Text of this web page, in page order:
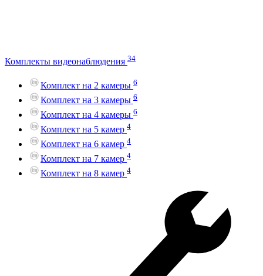
Комплекты видеонаблюдения 34
Комплект на 2 камеры 6
Комплект на 3 камеры 6
Комплект на 4 камеры 6
Комплект на 5 камер 4
Комплект на 6 камер 4
Комплект на 7 камер 4
Комплект на 8 камер 4